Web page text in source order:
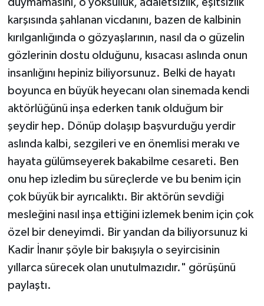
karşısında şahlanan vicdanını, bazen de kalbinin
kırılganlığında o gözyaşlarının, nasıl da o güzelin
gözlerinin dostu olduğunu, kısacası aslında onun
insanlığını hepiniz biliyorsunuz. Belki de hayatı
boyunca en büyük heyecanı olan sinemada kendi
aktörlüğünü inşa ederken tanık olduğum bir
şeydir hep. Dönüp dolaşıp başvurduğu yerdir
aslında kalbi, sezgileri ve en önemlisi merakı ve
hayata gülümseyerek bakabilme cesareti. Ben
onu hep izledim bu süreçlerde ve bu benim için
çok büyük bir ayrıcalıktı. Bir aktörün sevdiği
mesleğini nasıl inşa ettiğini izlemek benim için çok
özel bir deneyimdi. Bir yandan da biliyorsunuz ki
Kadir İnanır şöyle bir bakışıyla o seyircisinin
yıllarca sürecek olan unutulmazıdır." görüşünü
paylaştı.